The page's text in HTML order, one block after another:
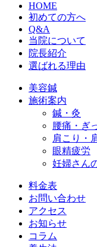
HOME
初めての方へ
Q&A
当院について
院長紹介
選ばれる理由
美容鍼
施術案内
鍼・灸
腰痛・ぎ
肩こり・
眼精疲労
妊婦さん
料金表
お問い合わせ
アクセス
お知らせ
コラム